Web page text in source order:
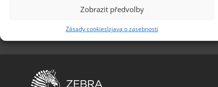
Zobrazit předvolby
Zásady cookiesIzjava o zasebnosti
+385 99 3241 770 (HR) +381 61 6231 777
nebojsa.stankic@zebra.cz